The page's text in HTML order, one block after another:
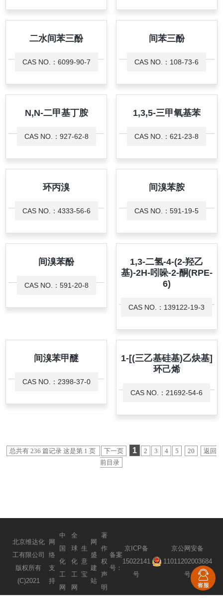
二水间苯三酚
CAS NO.：6099-90-7
间苯三酚
CAS NO.：108-73-6
N,N-二甲基丁胺
CAS NO.：927-62-8
1,3,5-三甲氧基苯
CAS NO.：621-23-8
环丙溴
CAS NO.：4333-56-6
间溴苯胺
CAS NO.：591-19-5
间溴苯酚
CAS NO.：591-20-8
1,3-二氢-4-(2-羟乙
基)-2H-吲哚-2-酮(RPE-
6)
CAS NO.：139122-19-3
间溴苯甲醚
CAS NO.：2398-37-0
1-[(三乙基硅基)乙炔基]
环己烯
CAS NO.：21692-54-6
总共有 236 篇记录 这是第 1 页 下一页 1 2 3 4 5 20
返回
前目录
北京维达化
工有限公司
版权所有
(C)2021
网
络
支
持
中
国
化
工
网
全
球
化
工
网
生
意
宝
网
盛
建
站
著
作
权
声
明
备案
号：
京ICP备
15022141
号
京公网安备
11011202003684
号